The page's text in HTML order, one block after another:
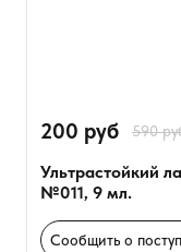
200 руб 590
Ультрастойкий
№011, 9 мл.
Сообщить о